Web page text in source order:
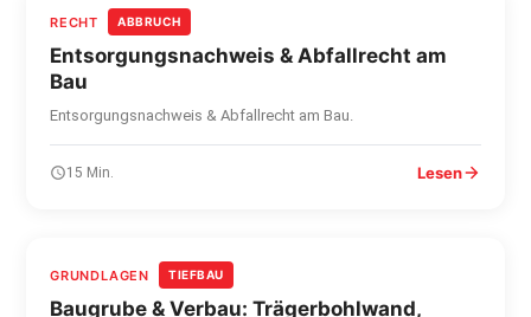
RECHT ABBRUCH
Entsorgungsnachweis & Abfallrecht am
Bau
Entsorgungsnachweis & Abfallrecht am Bau.
15 Min. Lesen
GRUNDLAGEN TIEFBAU
Baugrube & Verbau: Trägerbohlwand,